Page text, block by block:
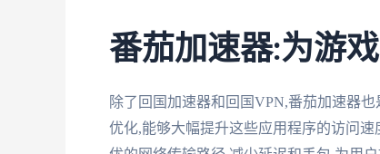
番茄加速器:为游
除了回国加速器和回国VPN,番茄加速器
优化,能够大幅提升这些应用程序的访问